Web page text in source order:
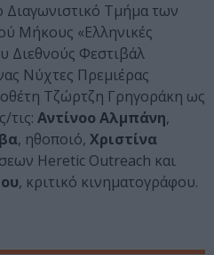
Διαγωνιστικό Τμήμα των
Μήκους «Ελληνικές
Διεθνούς Φεστιβάλ
Νύχτες Πρεμιέρας
Τζώρτζη Γρηγοράκη ως
τις: Αντίνοο Αλμπάνη,
, ηθοποιό, Χριστίνα
Heretic Outreach και
, κριτικό κινηματογράφου.